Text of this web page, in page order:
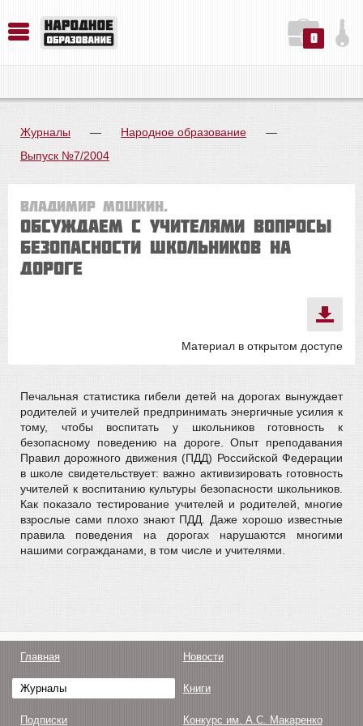
0
Журналы — Народное образование
—
Выпуск №7/2004
Владимир Мошкин.
ОБСУЖДАЕМ С УЧИТЕЛЯМИ ВОПРОСЫ
БЕЗОПАСНОСТИ ШКОЛЬНИКОВ НА
ДОРОГЕ
Материал в открытом доступе
Печальная статистика гибели детей на дорогах вынуждает
родителей и учителей предпринимать энергичные усилия к
тому, чтобы воспитать у школьников готовность к
безопасному поведению на дороге. Опыт преподавания
Правил дорожного движения (ПДД) Российской Федерации
в школе свидетельствует: важно активизировать готовность
учителей к воспитанию культуры безопасности школьников.
Как показало тестирование учителей и родителей, многие
взрослые сами плохо знают ПДД. Даже хорошо известные
правила поведения на дорогах нарушаются многими
нашими согражданами, в том числе и учителями.
Главная Новости
Журналы Книги
Подписки Конкурс им. А.С. Макаренко